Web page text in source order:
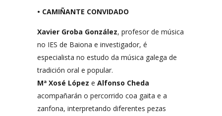
• CAMIÑANTE CONVIDADO
Xavier Groba González, profesor de música
no IES de Baiona e investigador, é
especialista no estudo da música galega de
tradición oral e popular.
Mª Xosé López e Alfonso Cheda
acompañarán o percorrido coa gaita e a
zanfona, interpretando diferentes pezas